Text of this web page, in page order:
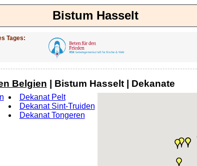
Bistum Hasselt
Tages:
Belgien | Bistum Hasselt | Dekanate
Dekanat Pelt
Dekanat Sint-Truiden
Dekanat Tongeren